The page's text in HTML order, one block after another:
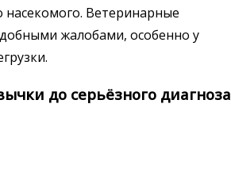
насекомого. Ветеринарные
жалобами, особенно у
до серьёзного диагноза